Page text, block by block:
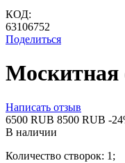
КОД:
63106752
Поделиться
Написать отзыв
‍6500‍ RUB ‍8500‍ RUB -
В наличии
Количество створок: 1;